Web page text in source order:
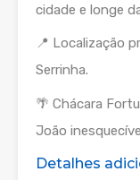
cidade e longe
📍 Localização
Serrinha.
🌴 Chácara
João
Detalhes